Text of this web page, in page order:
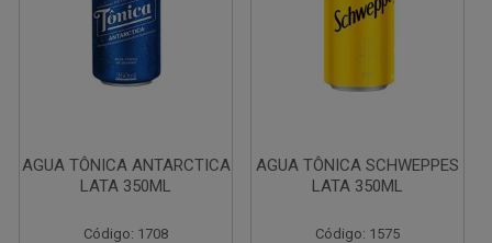
AGUA TÔNICA ANTARCTICA
LATA 350ML
Código: 1708
AGUA TÔNICA SCHWEPPES
LATA 350ML
Código: 1575